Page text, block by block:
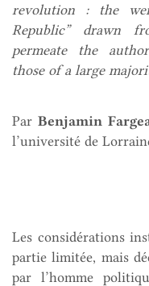
revolution : the
Republic” drawn
permeate the
those of a large
Par Benjamin
l’université de
Les considérations
partie limitée, mais
par l’homme